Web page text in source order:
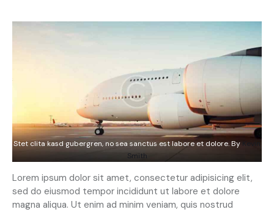
Stet clita kasd gubergren, no sea sanctus est labore et dolore. By Kevin
Smith
Lorem ipsum dolor sit amet, consectetur adipisicing elit,
sed do eiusmod tempor incididunt ut labore et dolore
magna aliqua. Ut enim ad minim veniam, quis nostrud